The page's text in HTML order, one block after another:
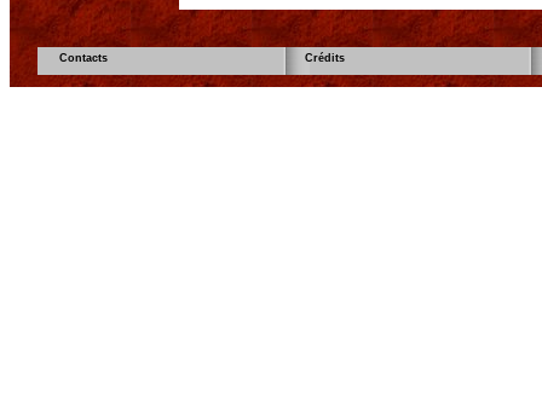
Contacts Crédits